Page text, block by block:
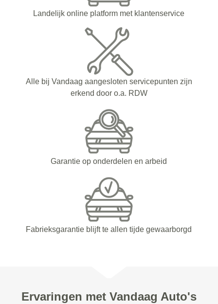
Landelijk online platform met klantenservice
Alle bij Vandaag aangesloten servicepunten zijn
erkend door o.a. RDW
Garantie op onderdelen en arbeid
Fabrieksgarantie blijft te allen tijde gewaarborgd
Ervaringen met Vandaag Auto's